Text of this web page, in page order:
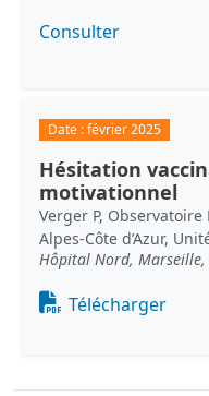
Consulter
Date :février 2025
Hésitation
motivationnel
Verger P,
Alpes-Côte d’Azur,
Hôpital Nord,
Document
Télécharger